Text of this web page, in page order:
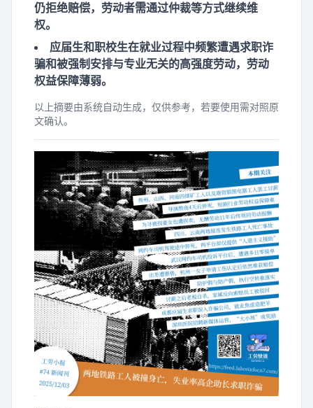
仍拒绝赔偿，劳动者需通过仲裁等方式继续维
权。
应届生和职校生在就业过程中频繁遭遇求职诈
骗和被强制安排与专业无关的高强度劳动，劳动
权益保障薄弱。
以上摘要由系统自动生成，仅供参考，若要使用需对照原
文确认。